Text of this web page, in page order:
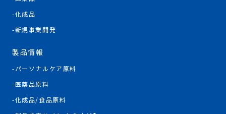
化成品
新規事業開発
製品情報
パーソナルケア原料
医薬品原料
化成品/食品原料